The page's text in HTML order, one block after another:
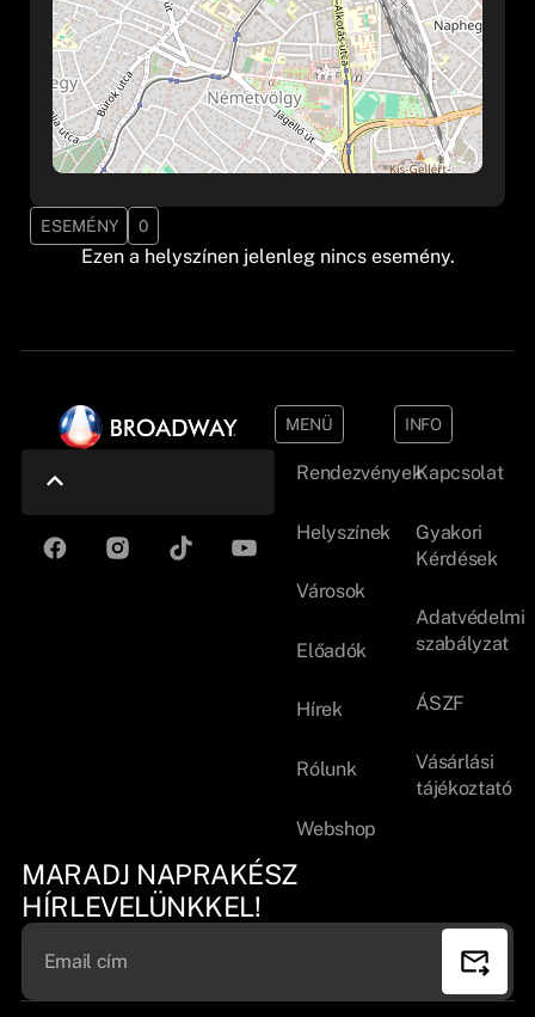
ESEMÉNY 0
Ezen a helyszínen jelenleg nincs esemény.
MENÜ
Rendezvények
Helyszínek
Városok
Előadók
Hírek
Rólunk
Webshop
INFO
Kapcsolat
Gyakori
Kérdések
Adatvédelmi
szabályzat
ÁSZF
Vásárlási
tájékoztató
MARADJ NAPRAKÉSZ
HÍRLEVELÜNKKEL!